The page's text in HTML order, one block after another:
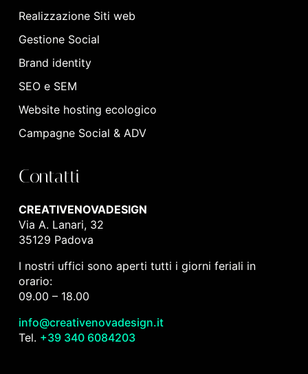
Realizzazione Siti web
Gestione Social
Brand identity
SEO e SEM
Website hosting ecologico
Campagne Social & ADV
Contatti
CREATIVENOVADESIGN
Via A. Lanari, 32
35129 Padova
I nostri uffici sono aperti tutti i giorni feriali in
orario:
09.00 – 18.00
info@creativenovadesign.it
Tel. +39 340 6084203